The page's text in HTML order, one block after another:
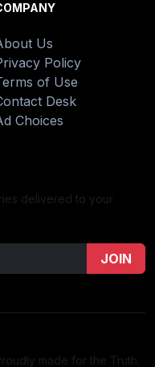
Us
Policy
of Use
Desk
Choices
delivered to your
JOIN
made for the Truth.